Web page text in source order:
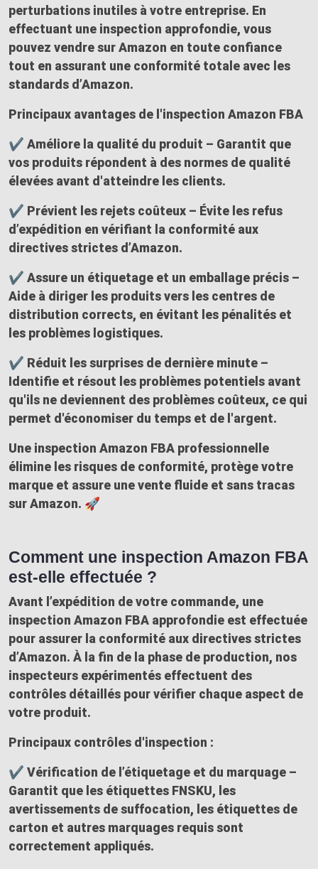
perturbations inutiles à votre entreprise. En
effectuant une inspection approfondie, vous
pouvez vendre sur Amazon en toute confiance
tout en assurant une conformité totale avec les
standards d’Amazon.
Principaux avantages de l'inspection Amazon FBA
✔ Améliore la qualité du produit – Garantit que
vos produits répondent à des normes de qualité
élevées avant d'atteindre les clients.
✔ Prévient les rejets coûteux – Évite les refus
d’expédition en vérifiant la conformité aux
directives strictes d’Amazon.
✔ Assure un étiquetage et un emballage précis –
Aide à diriger les produits vers les centres de
distribution corrects, en évitant les pénalités et
les problèmes logistiques.
✔ Réduit les surprises de dernière minute –
Identifie et résout les problèmes potentiels avant
qu'ils ne deviennent des problèmes coûteux, ce qui
permet d'économiser du temps et de l'argent.
Une inspection Amazon FBA professionnelle
élimine les risques de conformité, protège votre
marque et assure une vente fluide et sans tracas
sur Amazon. 🚀
Comment une inspection Amazon FBA
est-elle effectuée ?
Avant l’expédition de votre commande, une
inspection Amazon FBA approfondie est effectuée
pour assurer la conformité aux directives strictes
d’Amazon. À la fin de la phase de production, nos
inspecteurs expérimentés effectuent des
contrôles détaillés pour vérifier chaque aspect de
votre produit.
Principaux contrôles d'inspection :
✔ Vérification de l’étiquetage et du marquage –
Garantit que les étiquettes FNSKU, les
avertissements de suffocation, les étiquettes de
carton et autres marquages requis sont
correctement appliqués.